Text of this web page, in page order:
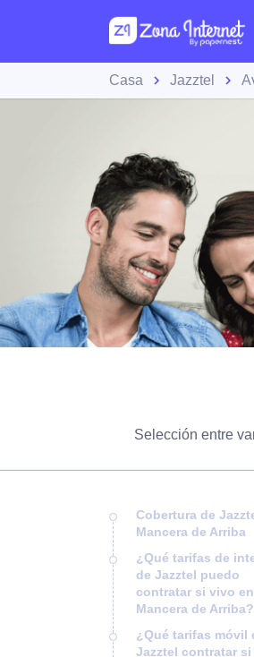
Casa Jazztel
Selección entre
Cobertura de
Mancera de Arriba
¿Qué tarifas de
de Jazztel puedo
contratar si vivo en
Mancera de Arriba?
¿Qué tarifas móvil
Jazztel contratar si